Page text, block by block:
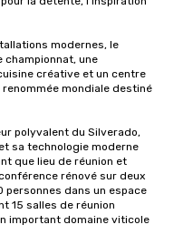
modernes, le
championnat, une
créative et un centre
mondiale destiné
polyvalent du Silverado,
sa technologie moderne
que lieu de réunion et
rénové sur deux
personnes dans un espace
15 salles de réunion
important domaine viticole